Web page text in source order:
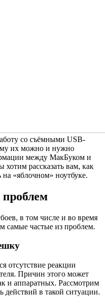
со съёмными USB-
их можно и нужно
между МакБуком и
рассказать вам, как
«яблочном» ноутбуке.
в том числе и во время
самые частые из проблем.
отсутствие реакции
Причин этого может
и аппаратных. Рассмотрим
действий в такой ситуации.